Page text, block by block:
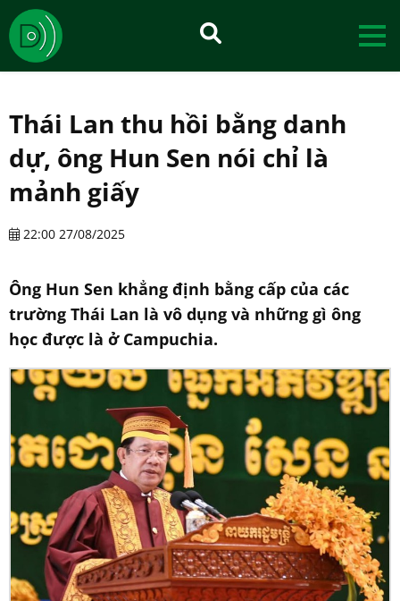
Thái Lan thu hồi bằng danh
dự, ông Hun Sen nói chỉ là
mảnh giấy
22:00 27/08/2025
Ông Hun Sen khẳng định bằng cấp của các
trường Thái Lan là vô dụng và những gì ông
học được là ở Campuchia.